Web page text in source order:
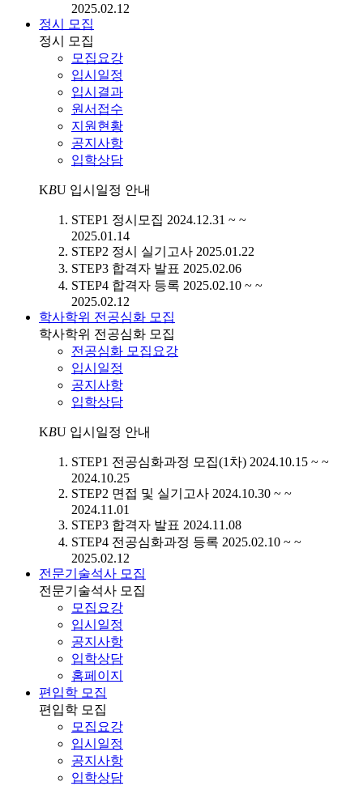
2025.02.12
정시 모집
정시 모집
모집요강
입시일정
입시결과
원서접수
지원현황
공지사항
입학상담
KBU 입시일정 안내
STEP1 정시모집 2024.12.31 ~ ~
2025.01.14
STEP2 정시 실기고사 2025.01.22
STEP3 합격자 발표 2025.02.06
STEP4 합격자 등록 2025.02.10 ~ ~
2025.02.12
학사학위 전공심화 모집
학사학위 전공심화 모집
전공심화 모집요강
입시일정
공지사항
입학상담
KBU 입시일정 안내
STEP1 전공심화과정 모집(1차) 2024.10.15 ~ ~
2024.10.25
STEP2 면접 및 실기고사 2024.10.30 ~ ~
2024.11.01
STEP3 합격자 발표 2024.11.08
STEP4 전공심화과정 등록 2025.02.10 ~ ~
2025.02.12
전문기술석사 모집
전문기술석사 모집
모집요강
입시일정
공지사항
입학상담
홈페이지
편입학 모집
편입학 모집
모집요강
입시일정
공지사항
입학상담